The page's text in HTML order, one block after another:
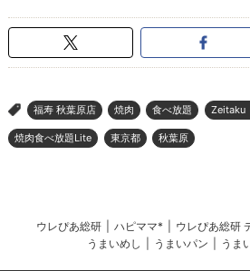
> 福寿 秋葉原店 焼肉 食べ放題 Zeitaku
焼肉食べ放題Lite 東京都 秋葉原
ウレぴあ総研 ハピママ* ウレぴあ総研
うまいめし
うまいパン うま